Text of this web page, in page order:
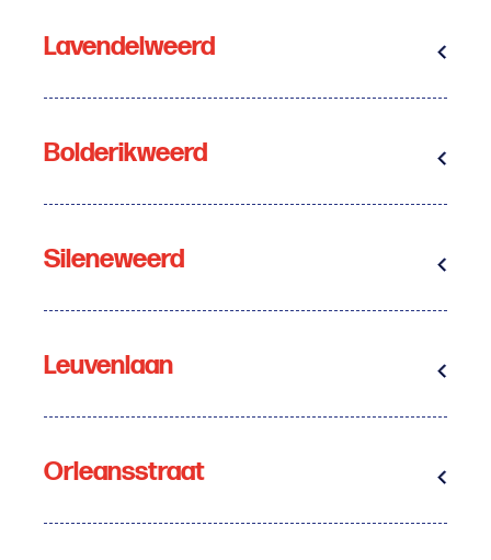
Lavendelweerd
Bolderikweerd
Sileneweerd
Leuvenlaan
Orleansstraat